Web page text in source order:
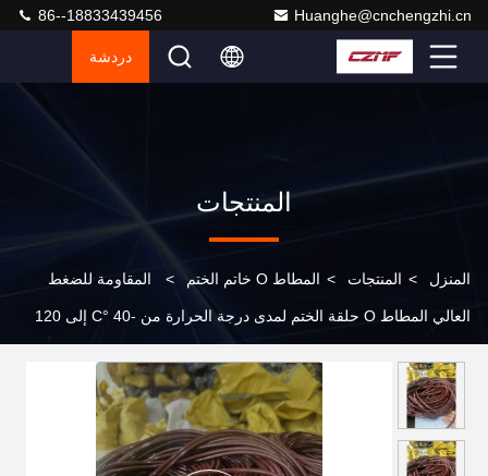
Huanghe@cnchengzhi.cn
86--18833439456
دردشة
المنتجات
المنزل > المنتجات > المطاط O خاتم الختم > المقاومة للضغط
العالي المطاط O حلقة الختم لمدى درجة الحرارة من -40 °C إلى 120